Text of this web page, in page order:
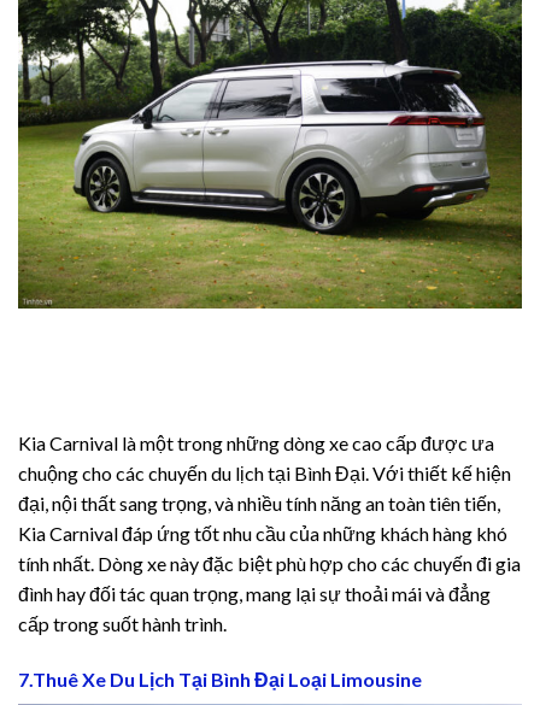
Kia Carnival là một trong những dòng xe cao cấp được ưa
chuộng cho các chuyến du lịch tại Bình Đại. Với thiết kế hiện
đại, nội thất sang trọng, và nhiều tính năng an toàn tiên tiến,
Kia Carnival đáp ứng tốt nhu cầu của những khách hàng khó
tính nhất. Dòng xe này đặc biệt phù hợp cho các chuyến đi gia
đình hay đối tác quan trọng, mang lại sự thoải mái và đẳng
cấp trong suốt hành trình.
7.Thuê Xe Du Lịch Tại Bình Đại Loại Limousine